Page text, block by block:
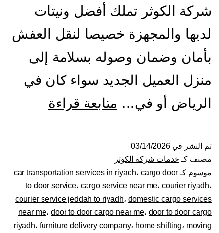
شركة الكوثر تملك أفضل ونيتات
لديها والمجهزة خصيصا لنقل العفش
بأمان وضمان وصوله بسلامة إلى
منزل العميل الجديد سواء كان في
الرياض أو في… متابعة قراءة
بالرياض|
–
تم النشر في 03/14/2026
مصنف كـ خدمات شركة الكوثر
موسوم كـ
car transportation services in riyadh، cargo door
to door service، cargo service near me، courier riyadh،
courier service jeddah to riyadh، domestic cargo services
near me، door to door cargo near me، door to door cargo
riyadh، furniture delivery company، home shifting، moving